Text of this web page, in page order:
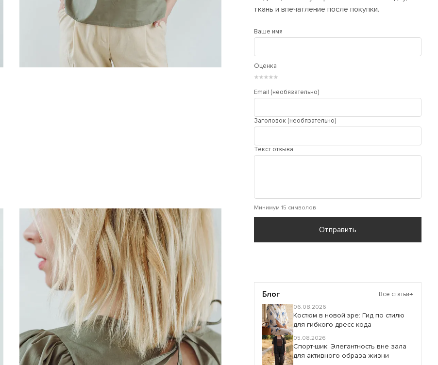
ткань и впечатление после покупки.
Ваше имя
Оценка
★
★
★
★
★
Email (необязательно)
Заголовок (необязательно)
Текст отзыва
Минимум 15 символов
Отправить
Блог Все статьи→
06.08.2026
Костюм в новой эре: Гид по стилю
для гибкого дресс-кода
05.08.2026
Спорт-шик: Элегантность вне зала
для активного образа жизни